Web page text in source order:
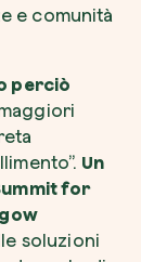
e comunità
perciò
Un
for
soluzioni